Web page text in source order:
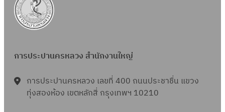
การประปานครหลวง สำนักงานใหญ่
การประปานครหลวง เลขที่ 400 ถนนประชาชื่น แขวง
ทุ่งสองห้อง เขตหลักสี่ กรุงเทพฯ 10210